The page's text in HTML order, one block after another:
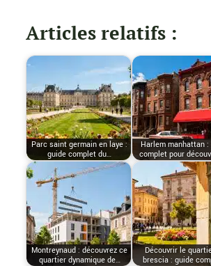
Articles relatifs :
Parc saint germain en laye :
guide complet du…
Harlem manhattan :
complet pour
Montreynaud : découvrez ce
quartier dynamique de…
Découvrir le
brescia : guide